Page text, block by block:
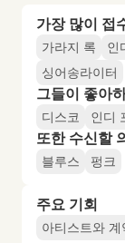
가장 많이 접
가라지 록 인
싱어송라이터
그들이 좋아
디스코 인디
또한 수신할
블루스 펑크
주요 기회
아티스트와